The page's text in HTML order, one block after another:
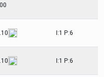
I:1 P:6
I:1 P:6